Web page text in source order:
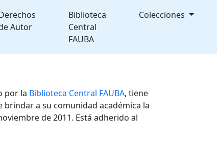
Autor
Biblioteca
Central
FAUBA
Colecciones
por la Biblioteca Central FAUBA, tiene
a su comunidad académica la
de 2011. Está adherido al